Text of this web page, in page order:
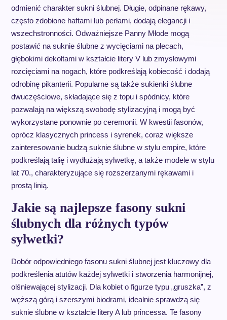
odmienić charakter sukni ślubnej. Długie, odpinane rękawy,
często zdobione haftami lub perłami, dodają elegancji i
wszechstronności. Odważniejsze Panny Młode mogą
postawić na suknie ślubne z wycięciami na plecach,
głębokimi dekoltami w kształcie litery V lub zmysłowymi
rozcięciami na nogach, które podkreślają kobiecość i dodają
odrobinę pikanterii. Popularne są także sukienki ślubne
dwuczęściowe, składające się z topu i spódnicy, które
pozwalają na większą swobodę stylizacyjną i mogą być
wykorzystane ponownie po ceremonii. W kwestii fasonów,
oprócz klasycznych princess i syrenek, coraz większe
zainteresowanie budzą suknie ślubne w stylu empire, które
podkreślają talię i wydłużają sylwetkę, a także modele w stylu
lat 70., charakteryzujące się rozszerzanymi rękawami i
prostą linią.
Jakie są najlepsze fasony sukni
ślubnych dla różnych typów
sylwetki?
Dobór odpowiedniego fasonu sukni ślubnej jest kluczowy dla
podkreślenia atutów każdej sylwetki i stworzenia harmonijnej,
olśniewającej stylizacji. Dla kobiet o figurze typu „gruszka”, z
węższą górą i szerszymi biodrami, idealnie sprawdzą się
suknie ślubne w kształcie litery A lub princessa. Te fasony